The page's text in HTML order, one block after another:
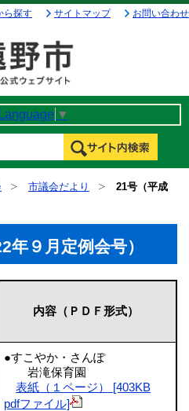
ら探す サイトマップ お問い合わせ
▼
市議会だより
21号（平成
年９月定例会号）
内容（ＰＤＦ形式）
●すこやか・さんぽ
岩滝保育園
表紙（１ページ） [403KB
pdfファイル]